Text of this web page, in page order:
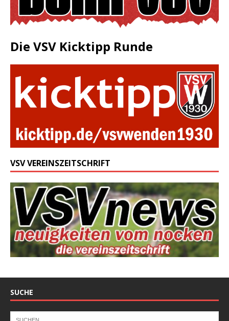
Die VSV Kicktipp Runde
VSV VEREINSZEITSCHRIFT
SUCHE